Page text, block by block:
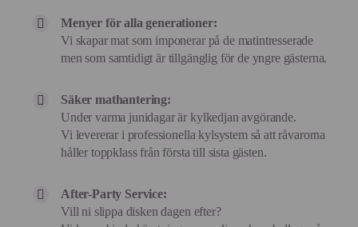
Menyer för alla generationer:
Vi skapar mat som imponerar på de matintresserade
men som samtidigt är tillgänglig för de yngre gästerna.
Säker mathantering:
Under varma junidagar är kylkedjan avgörande.
Vi levererar i professionella kylsystem så att råvarorna
håller toppklass från första till sista gästen.
After-Party Service:
Vill ni slippa disken dagen efter?